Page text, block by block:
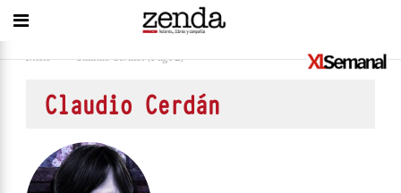
Inicio > Claudio Cerdán(Page 2)
Claudio Cerdán